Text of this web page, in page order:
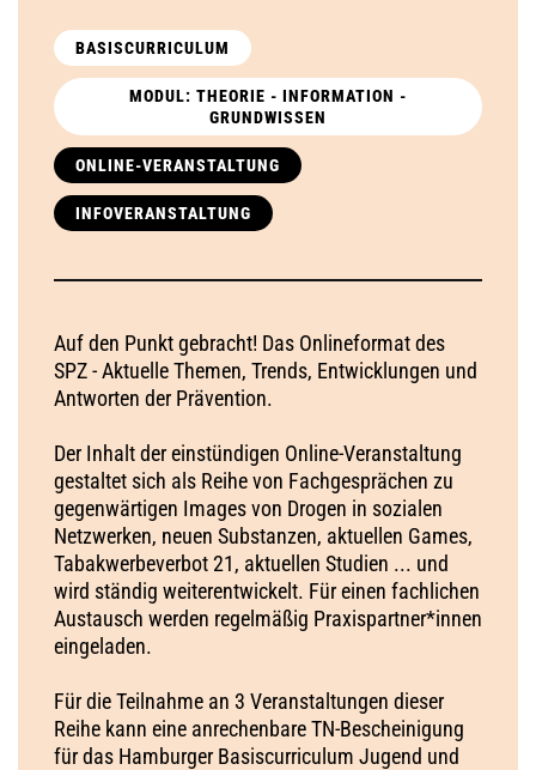
BASISCURRICULUM
MODUL: THEORIE - INFORMATION -
GRUNDWISSEN
ONLINE-VERANSTALTUNG
INFOVERANSTALTUNG
Auf den Punkt gebracht! Das Onlineformat des
SPZ - Aktuelle Themen, Trends, Entwicklungen und
Antworten der Prävention.
Der Inhalt der einstündigen Online-Veranstaltung
gestaltet sich als Reihe von Fachgesprächen zu
gegenwärtigen Images von Drogen in sozialen
Netzwerken, neuen Substanzen, aktuellen Games,
Tabakwerbeverbot 21, aktuellen Studien ... und
wird ständig weiterentwickelt. Für einen fachlichen
Austausch werden regelmäßig Praxispartner*innen
eingeladen.
Für die Teilnahme an 3 Veranstaltungen dieser
Reihe kann eine anrechenbare TN-Bescheinigung
für das Hamburger Basiscurriculum Jugend und